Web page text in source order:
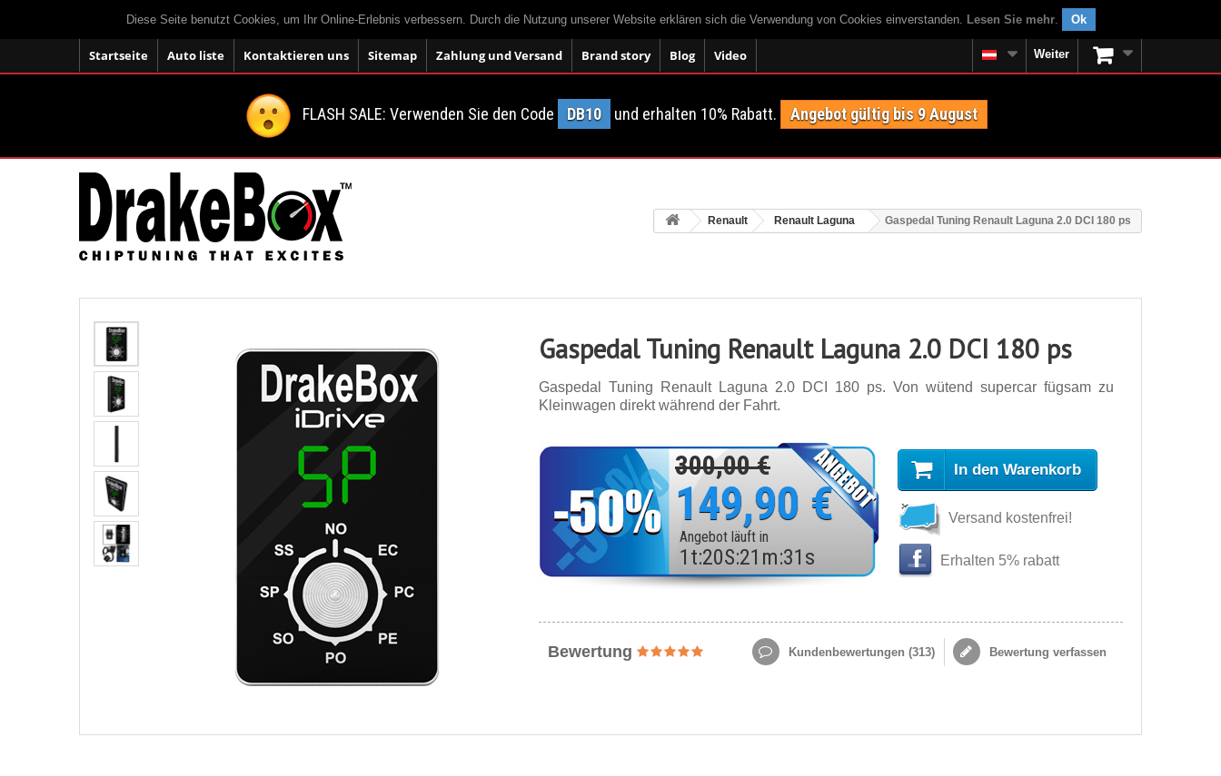
Diese Seite benutzt Cookies, um Ihr Online-Erlebnis verbessern. Durch die Nutzung unserer Website erklären sich die Verwendung von Cookies einverstanden. Lesen Sie mehr. Ok
Startseite Auto liste Kontaktieren uns Sitemap Zahlung und Versand Brand story Blog Video Weiter
FLASH SALE: Verwenden Sie den Code DB10 und erhalten 10% Rabatt. Angebot gültig bis 9 August
Renault Renault Laguna Gaspedal Tuning Renault Laguna 2.0 DCI 180 ps
Gaspedal Tuning Renault Laguna 2.0 DCI 180 ps
Gaspedal Tuning Renault Laguna 2.0 DCI 180 ps. Von wütend supercar fügsam zu
Kleinwagen direkt während der Fahrt.
300,00 €
149,90 €
Angebot läuft in
1 t:20S:21 m:29 s
In den Warenkorb
Versand kostenfrei!
Erhalten 5% rabatt
Bewertung Kundenbewertungen (313) Bewertung verfassen